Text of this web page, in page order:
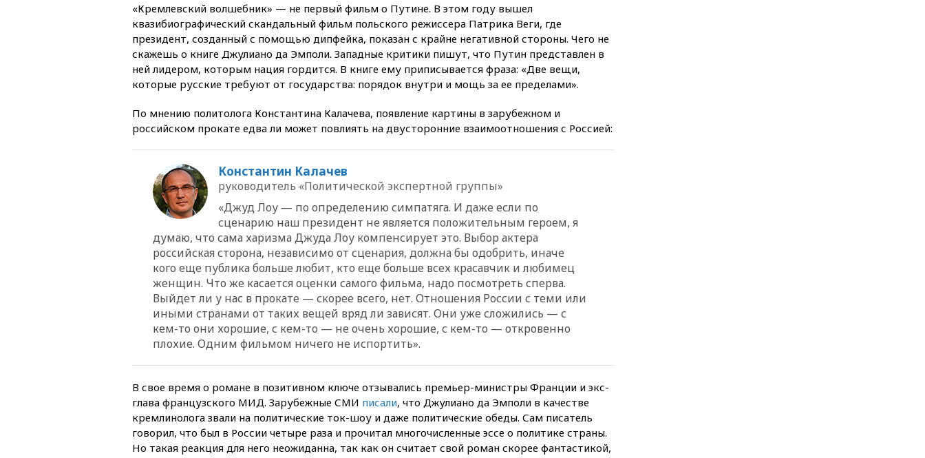
гвардейскую десантно-
штурмовую дивизию
легендарной
вчера, 22:15
Путин заслушал
доклад о ситуации на
добропольском направлении
вчера, 21:58
признала нежелательным в
РФ американский Human
и Геленджик
вчера, 21:25 Руслан Терновой
выиграл золото чемпионата
Европы в прыжках с 10-
метровой вышки
вчера, 21:10 РФ не получала
обращений о прекращении
концессии строительства ж/д
в Армении
вчера, 21:00 В России вновь
россиянам могут
рекомендовать не посещать
Армению
вчера, 20:35ПВО за день
сбила еще 281 украинский
«Кремлевский волшебник» — не первый фильм о Путине. В этом году вышел
квазибиографический скандальный фильм польского режиссера Патрика Веги, где
президент, созданный с помощью дипфейка, показан с крайне негативной стороны. Чего не
скажешь о книге Джулиано да Эмполи. Западные критики пишут, что Путин представлен в
ней лидером, которым нация гордится. В книге ему приписывается фраза: «Две вещи,
которые русские требуют от государства: порядок внутри и мощь за ее пределами».
По мнению политолога Константина Калачева, появление картины в зарубежном и
российском прокате едва ли может повлиять на двусторонние взаимоотношения с Россией:
Константин Калачев
руководитель «Политической экспертной группы»
«Джуд Лоу — по определению симпатяга. И даже если по
сценарию наш президент не является положительным героем, я
думаю, что сама харизма Джуда Лоу компенсирует это. Выбор актера
российская сторона, независимо от сценария, должна бы одобрить, иначе
кого еще публика больше любит, кто еще больше всех красавчик и любимец
женщин. Что же касается оценки самого фильма, надо посмотреть сперва.
Выйдет ли у нас в прокате — скорее всего, нет. Отношения России с теми или
иными странами от таких вещей вряд ли зависят. Они уже сложились — с
кем-то они хорошие, с кем-то — не очень хорошие, с кем-то — откровенно
плохие. Одним фильмом ничего не испортить».
В свое время о романе в позитивном ключе отзывались премьер-министры Франции и экс-
глава французского МИД. Зарубежные СМИ писали, что Джулиано да Эмполи в качестве
кремлинолога звали на политические ток-шоу и даже политические обеды. Сам писатель
говорил, что был в России четыре раза и прочитал многочисленные эссе о политике страны.
Но такая реакция для него неожиданна, так как он считает свой роман скорее фантастикой,